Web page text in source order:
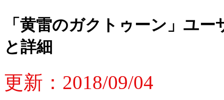
「黄雷のガクトゥーン」ユ
と詳細
更新： 2018/09/04